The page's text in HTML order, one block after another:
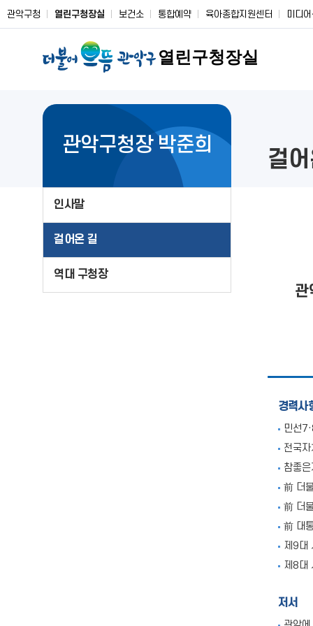
관악구청 열린구청장실 보건소 통합예약 육아종합지원센터 미디
열린구청장실
관악구청장 박준희
인사말
걸어온 길
역대 구청장
걸
경력사
민선
전국
참좋
前 더
前 더
前 대
제9대
제8대
저서